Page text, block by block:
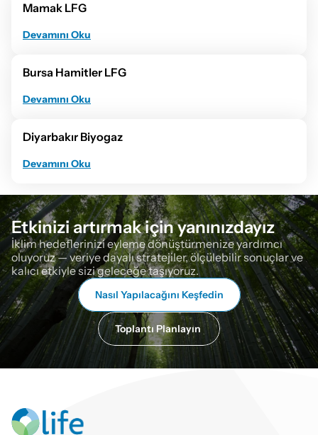
Mamak LFG
Devamını Oku
Bursa Hamitler LFG
Devamını Oku
Diyarbakır Biyogaz
Devamını Oku
Etkinizi artırmak için yanınızdayız
İklim hedeflerinizi eyleme dönüştürmenize yardımcı
oluyoruz — veriye dayalı stratejiler, ölçülebilir sonuçlar ve
kalıcı etkiyle sizi geleceğe taşıyoruz.
Nasıl Yapılacağını Keşfedin
Toplantı Planlayın